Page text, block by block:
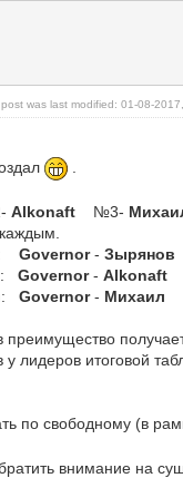
post was last modified: 01-08-
Alkonaft №3-
Governor-Зырянов
Governor-Alkonaft
Governor- Михаил
преимущество
у лидеров итоговой
по свободному (в
внимание на